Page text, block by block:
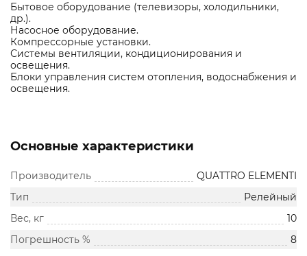
Бытовое оборудование (телевизоры, холодильники,
др.).
Насосное оборудование.
Компрессорные установки.
Системы вентиляции, кондиционирования и
освещения.
Блоки управления систем отопления, водоснабжения и
освещения.
Основные характеристики
Производитель
QUATTRO ELEMENTI
Тип
Релейный
Вес, кг
10
Погрешность %
8